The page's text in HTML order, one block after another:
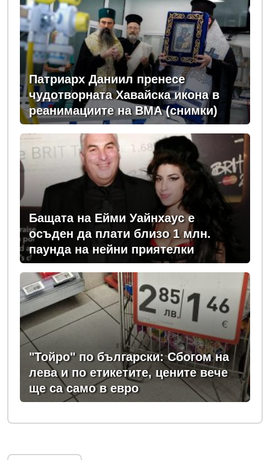
Патриарх Даниил пренесе
чудотворната Хавайска икона в
реанимациите на ВМА (снимки)
Бащата на Ейми Уайнхаус е
осъден да плати близо 1 млн.
паунда на нейни приятелки
"Тойро" по български: Сбогом на
лева и по етикетите, цените вече
ще са само в евро